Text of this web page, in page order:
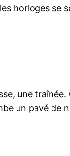
horloges se
une
un pavé de